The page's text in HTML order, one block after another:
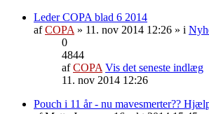
Leder COPA blad 6 2014
afCOPA » 11. nov 2014 12:26 » i
0
4844
afCOPA Vis det seneste indlæg
11. nov 2014 12:26
Pouch i 11 år - nu mavesmerter??